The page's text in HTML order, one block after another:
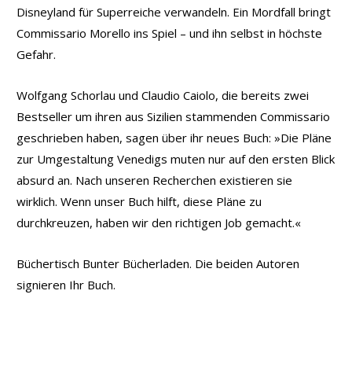
Disneyland für Superreiche verwandeln. Ein Mordfall bringt
Commissario Morello ins Spiel – und ihn selbst in höchste
Gefahr.
Wolfgang Schorlau und Claudio Caiolo, die bereits zwei
Bestseller um ihren aus Sizilien stammenden Commissario
geschrieben haben, sagen über ihr neues Buch: »Die Pläne
zur Umgestaltung Venedigs muten nur auf den ersten Blick
absurd an. Nach unseren Recherchen existieren sie
wirklich. Wenn unser Buch hilft, diese Pläne zu
durchkreuzen, haben wir den richtigen Job gemacht.«
Büchertisch Bunter Bücherladen. Die beiden Autoren
signieren Ihr Buch.